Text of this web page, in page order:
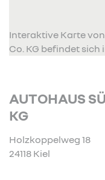
Interaktive Karte
Co. KG befindet sich
AUTOHAUS
KG
Holzkoppelweg 18
24118 Kiel